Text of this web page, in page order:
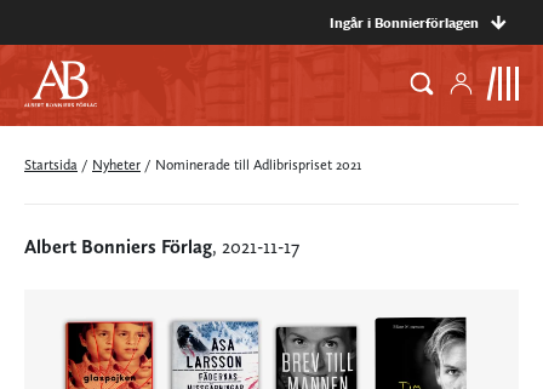
Ingår i Bonnierförlagen
Startsida / Nyheter / Nominerade till Adlibrispriset 2021
Albert Bonniers Förlag, 2021-11-17